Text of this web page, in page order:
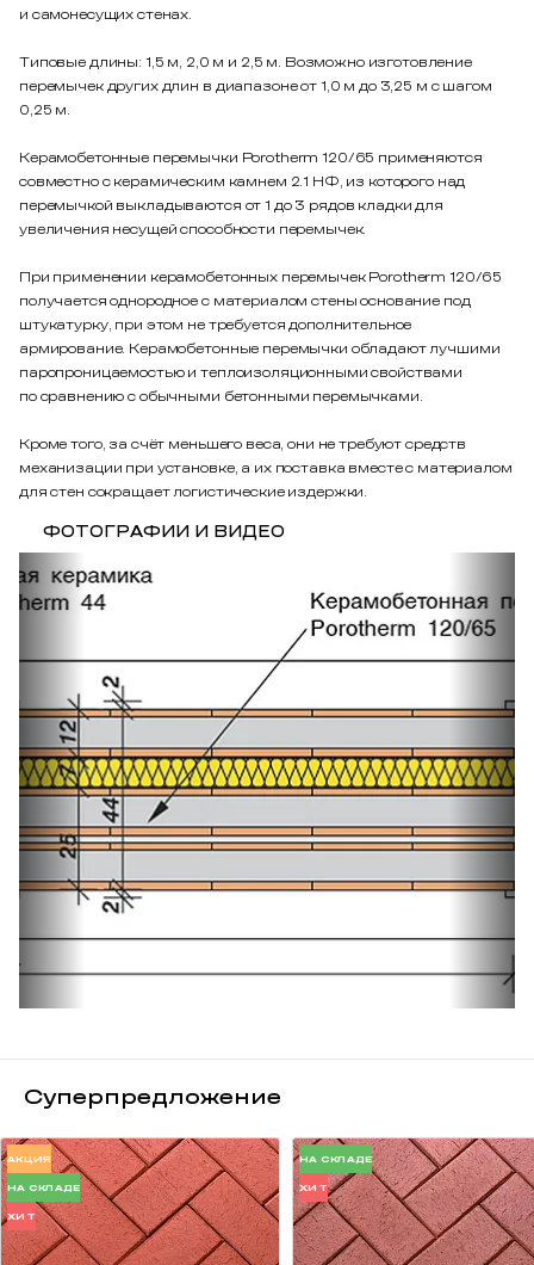
и самонесущих стенах.
Типовые длины: 1,5 м, 2,0 м и 2,5 м. Возможно изготовление
перемычек других длин в диапазоне от 1,0 м до 3,25 м с шагом
0,25 м.
Керамобетонные перемычки Porotherm 120/65 применяются
совместно с керамическим камнем 2.1 НФ, из которого над
перемычкой выкладываются от 1 до 3 рядов кладки для
увеличения несущей способности перемычек.
При применении керамобетонных перемычек Porotherm 120/65
получается однородное с материалом стены основание под
штукатурку, при этом не требуется дополнительное
армирование. Керамобетонные перемычки обладают лучшими
паропроницаемостью и теплоизоляционными свойствами
по сравнению с обычными бетонными перемычками.
Кроме того, за счёт меньшего веса, они не требуют средств
механизации при установке, а их поставка вместе с материалом
для стен сокращает логистические издержки.
ФОТОГРАФИИ И ВИДЕО
Суперпредложение
АКЦИЯ
НА СКЛАДЕ
ХИТ
НА СКЛАДЕ
ХИТ